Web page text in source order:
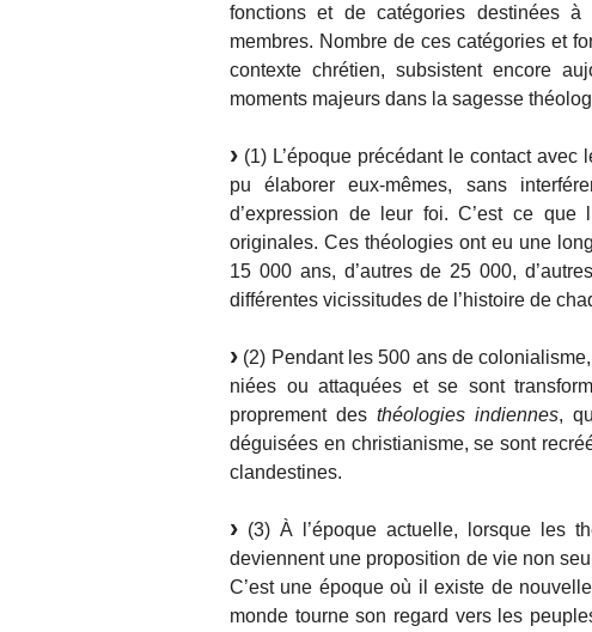
fonctions et de catégories destinées à
membres. Nombre de ces catégories et
contexte chrétien, subsistent encore
moments majeurs dans la sagesse
(1) L’époque précédant le contact
pu élaborer eux-mêmes, sans
d’expression de leur foi. C’est ce que
originales. Ces théologies ont eu une
15 000 ans, d’autres de 25 000,
différentes vicissitudes de l’histoire de
(2) Pendant les 500 ans de
niées ou attaquées et se sont
proprement des théologies indiennes,
déguisées en christianisme, se sont
clandestines.
(3) À l’époque actuelle, lorsque les
deviennent une proposition de vie non
C’est une époque où il existe de
monde tourne son regard vers les